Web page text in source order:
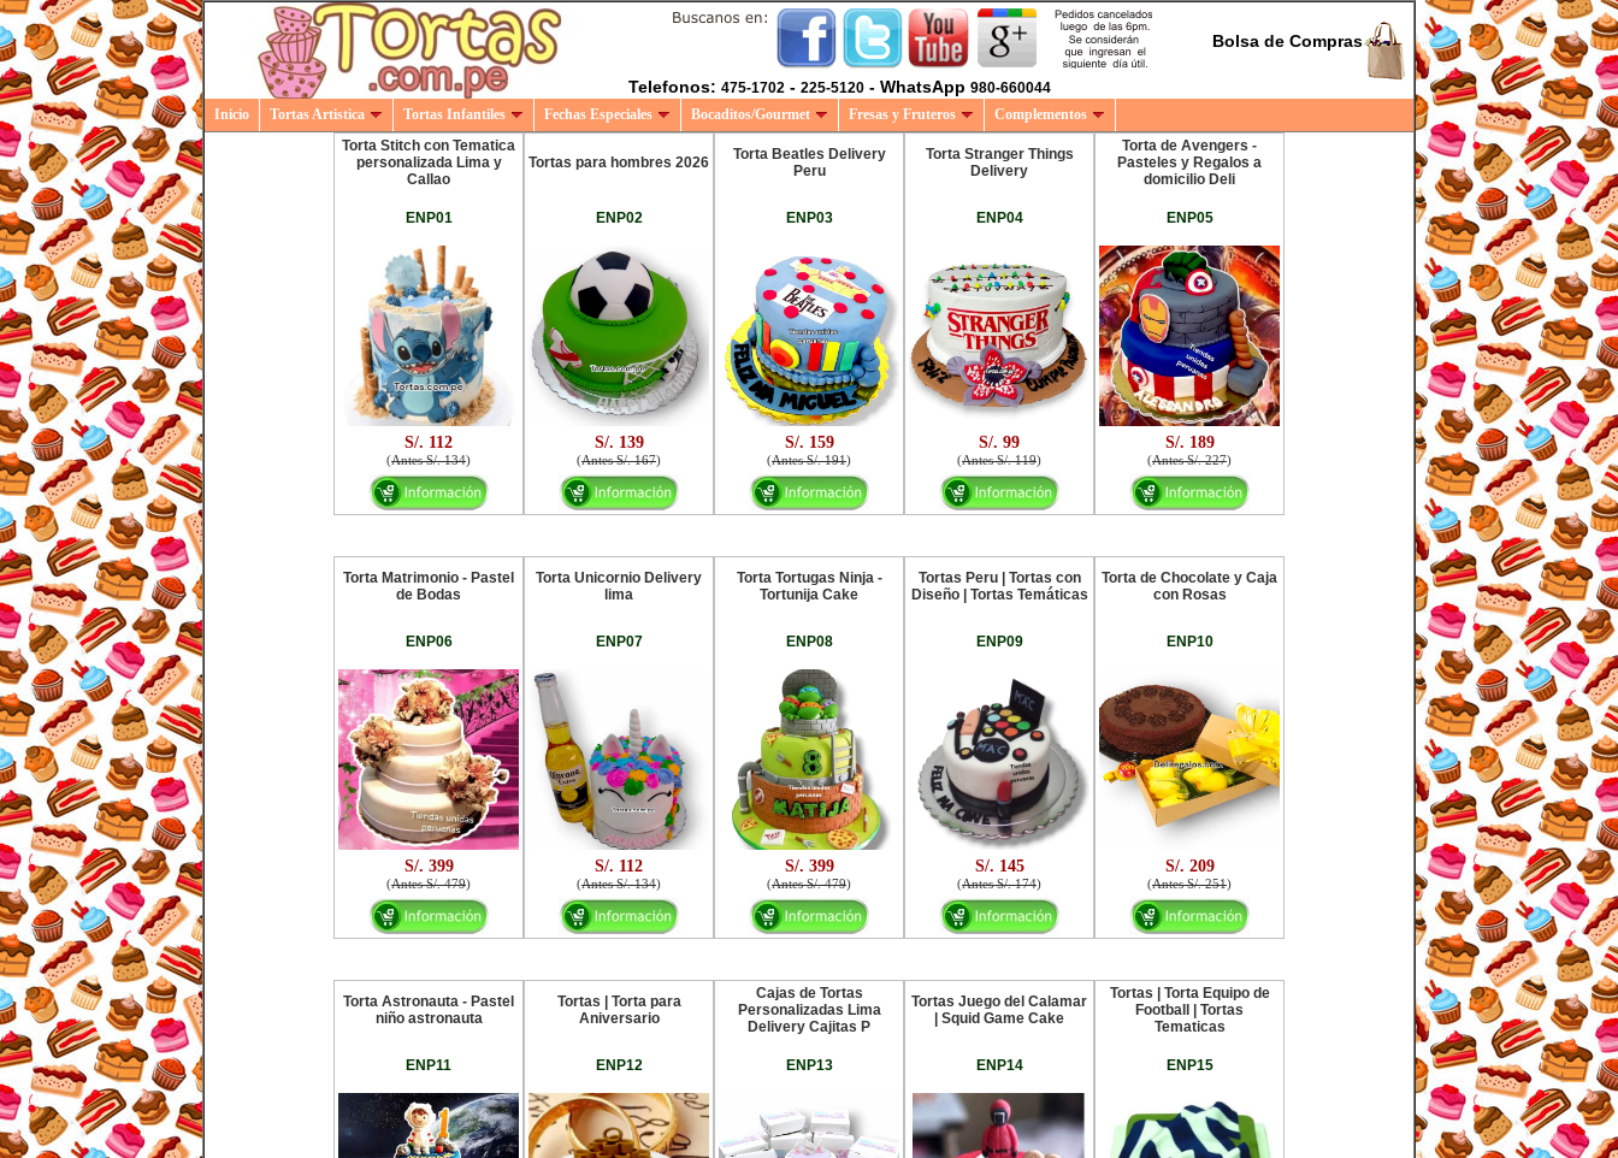
Bolsa de Compras
Telefonos: 475-1702 - 225-5120 - WhatsApp 980-660044
Inicio
Tortas Artistica Tortas Infantiles Fechas Especiales Bocaditos/Gourmet Fresas y Fruteros
Complementos
Torta Stitch con Tematica
personalizada Lima y
Callao
ENP01
S/. 112
(Antes S/. 134)
Tortas para hombres 2026
ENP02
S/. 139
(Antes S/. 167)
Torta Beatles Delivery
Peru
ENP03
S/. 159
(Antes S/. 191)
Torta Stranger Things
Delivery
ENP04
S/. 99
(Antes S/. 119)
Torta de Avengers -
Pasteles y Regalos a
domicilio Deli
ENP05
S/. 189
(Antes S/. 227)
Torta Matrimonio - Pastel
de Bodas
ENP06
S/. 399
(Antes S/. 479)
Torta Unicornio Delivery
lima
ENP07
S/. 112
(Antes S/. 134)
Torta Tortugas Ninja -
Tortunija Cake
ENP08
S/. 399
(Antes S/. 479)
Tortas Peru | Tortas con
Diseño | Tortas Temáticas
ENP09
S/. 145
(Antes S/. 174)
Torta de Chocolate y Caja
con Rosas
ENP10
S/. 209
(Antes S/. 251)
Torta Astronauta - Pastel
niño astronauta
ENP11
Tortas | Torta para
Aniversario
ENP12
Cajas de Tortas
Personalizadas Lima
Delivery Cajitas P
ENP13
Tortas Juego del Calamar
| Squid Game Cake
ENP14
Tortas | Torta Equipo de
Football | Tortas
Tematicas
ENP15